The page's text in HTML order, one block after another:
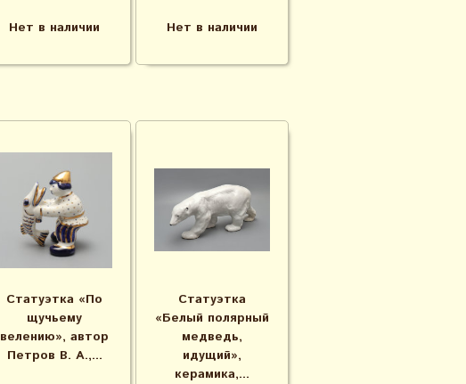
Нет в наличии Нет в наличии
Статуэтка «По
щучьему
велению», автор
Петров В. А.,...
Статуэтка
«Белый полярный
медведь,
идущий»,
керамика,...